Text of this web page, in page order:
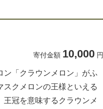
寄付金額 10,000 円
ン「クラウンメロン」がふ
スクメロンの王様といえる
冠を意味するクラウンメ